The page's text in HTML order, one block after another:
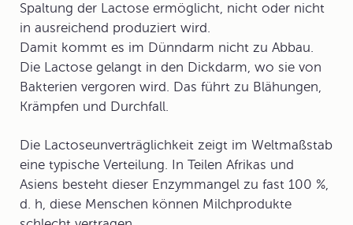
Spaltung der Lactose ermöglicht, nicht oder nicht
in ausreichend produziert wird.
Damit kommt es im Dünndarm nicht zu Abbau.
Die Lactose gelangt in den Dickdarm, wo sie von
Bakterien vergoren wird. Das führt zu Blähungen,
Krämpfen und Durchfall.
Die Lactoseunverträglichkeit zeigt im Weltmaßstab
eine typische Verteilung. In Teilen Afrikas und
Asiens besteht dieser Enzymmangel zu fast 100 %,
d. h, diese Menschen können Milchprodukte